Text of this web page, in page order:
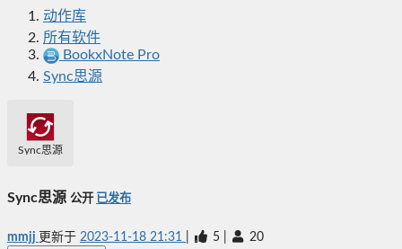
动作库
所有软件
BookxNote Pro
Sync思源
Sync思源
Sync思源 公开 已发布
mmjj 更新于 2023-11-18 21:31 5 20